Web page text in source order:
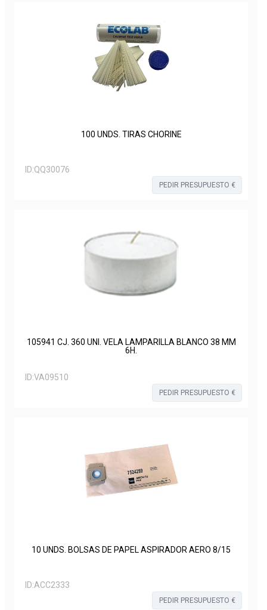
100 UNDS. TIRAS CHORINE
ID:QQ30076
PEDIR PRESUPUESTO €
105941 CJ. 360 UNI. VELA LAMPARILLA BLANCO 38 MM
6H.
ID:VA09510
PEDIR PRESUPUESTO €
10 UNDS. BOLSAS DE PAPEL ASPIRADOR AERO 8/15
ID:ACC2333
PEDIR PRESUPUESTO €